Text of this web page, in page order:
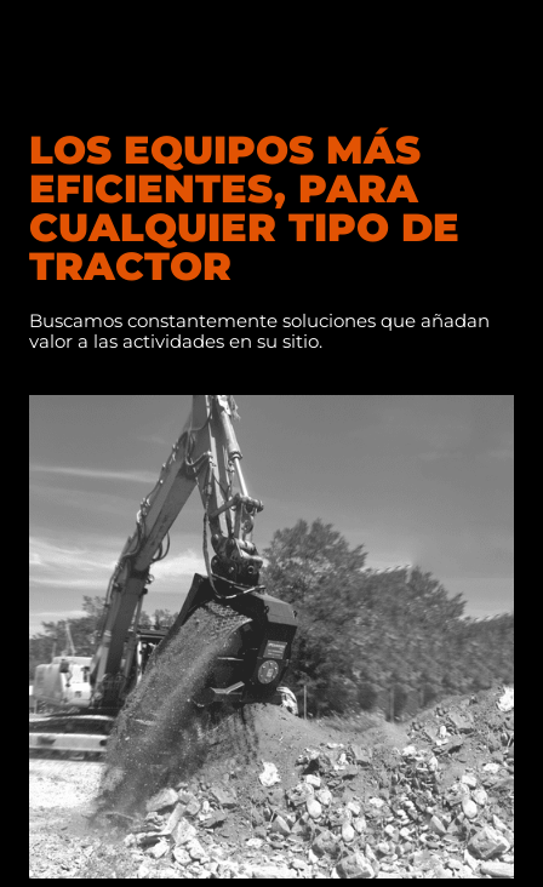
LOS EQUIPOS MÁS
EFICIENTES, PARA
CUALQUIER TIPO DE
TRACTOR
Buscamos constantemente soluciones que añadan
valor a las actividades en su sitio.